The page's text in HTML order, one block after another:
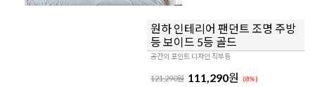
원하 인테리어 팬던트 조명 주방
등 보이드 5등 골드
공간의 포인트 디자인 직부등
121,290원 111,290원 (8%)